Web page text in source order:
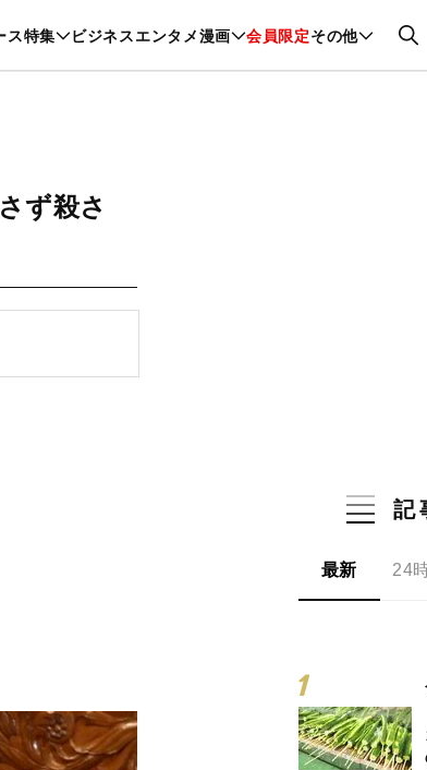
ス特集 ビジネスエンタメ漫画 会員限定その他
ヘルスケア 美容 グルメ ファッション 恋愛・結婚
ず殺さ
記
最新 24